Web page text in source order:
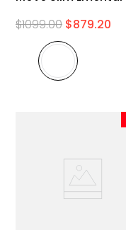
$1099.00 $879.20